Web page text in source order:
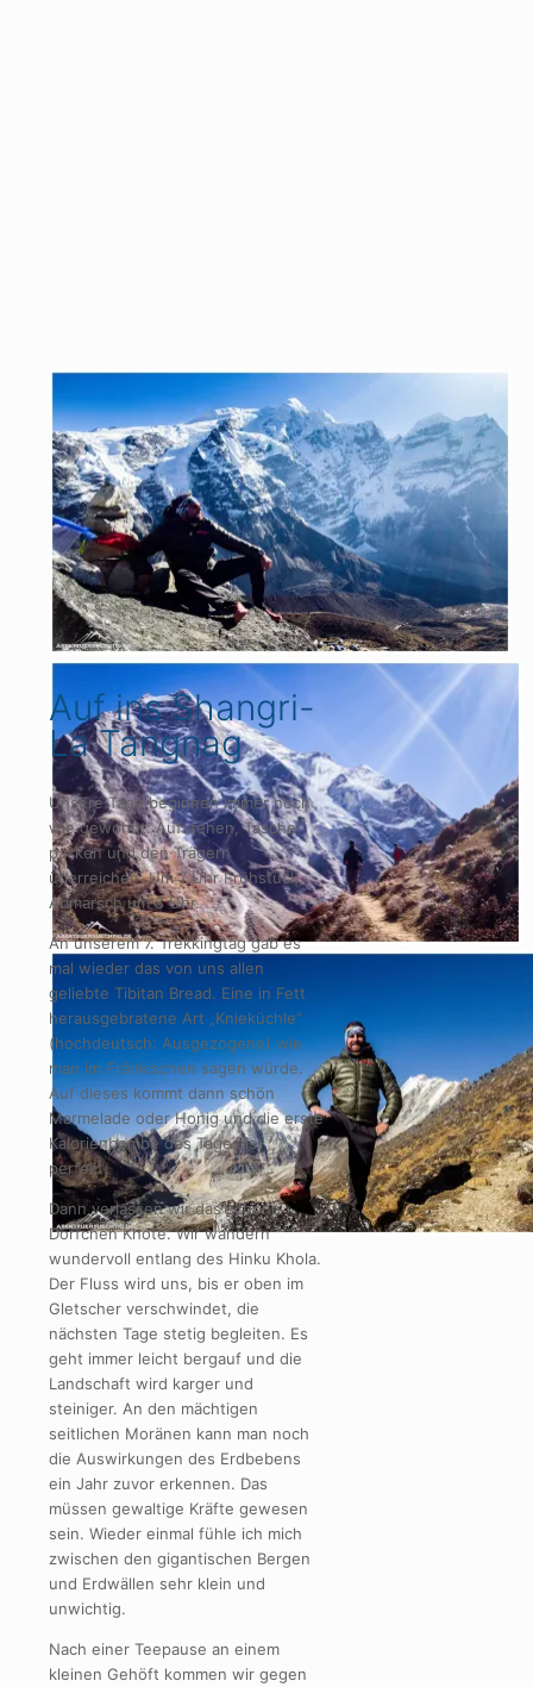
Auf ins Shangri-
La Tangnag
Unsere Tage beginnen immer noch
wie gewohnt: Aufstehen, Tasche
packen und den Trägern
überreichen. Um 7 Uhr Frühstück,
Abmarsch um 8 Uhr.
An unserem 7. Trekkingtag gab es
mal wieder das von uns allen
geliebte Tibitan Bread. Eine in Fett
herausgebratene Art „Knieküchle“
(hochdeutsch: Ausgezogene) wie
man im Fränkischen sagen würde.
Auf dieses kommt dann schön
Marmelade oder Honig und die erste
Kalorienbombe des Tages ist
perfekt.
Dann verlassen wir das schöne
Dörfchen Khote. Wir wandern
wundervoll entlang des Hinku Khola.
Der Fluss wird uns, bis er oben im
Gletscher verschwindet, die
nächsten Tage stetig begleiten. Es
geht immer leicht bergauf und die
Landschaft wird karger und
steiniger. An den mächtigen
seitlichen Moränen kann man noch
die Auswirkungen des Erdbebens
ein Jahr zuvor erkennen. Das
müssen gewaltige Kräfte gewesen
sein. Wieder einmal fühle ich mich
zwischen den gigantischen Bergen
und Erdwällen sehr klein und
unwichtig.
Nach einer Teepause an einem
kleinen Gehöft kommen wir gegen